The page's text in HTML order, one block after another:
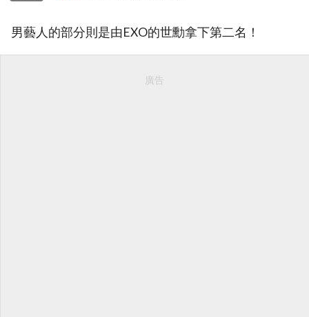
男藝人的部分則是由EXO的世勳拿下第二名！
廣告